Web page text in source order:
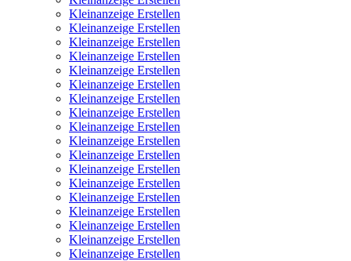
Kleinanzeige Erstellen
Kleinanzeige Erstellen
Kleinanzeige Erstellen
Kleinanzeige Erstellen
Kleinanzeige Erstellen
Kleinanzeige Erstellen
Kleinanzeige Erstellen
Kleinanzeige Erstellen
Kleinanzeige Erstellen
Kleinanzeige Erstellen
Kleinanzeige Erstellen
Kleinanzeige Erstellen
Kleinanzeige Erstellen
Kleinanzeige Erstellen
Kleinanzeige Erstellen
Kleinanzeige Erstellen
Kleinanzeige Erstellen
Kleinanzeige Erstellen